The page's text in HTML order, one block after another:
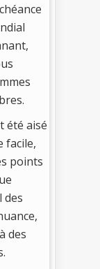
été aisé
facile,
points
des
des